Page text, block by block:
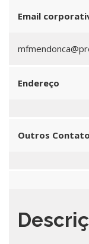
Email
Endereço
Outros